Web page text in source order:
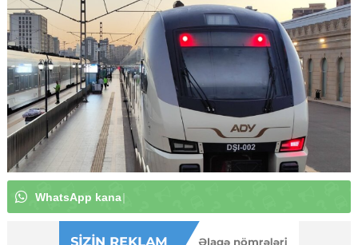
WhatsApp kanal